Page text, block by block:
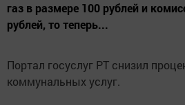
газ в размере 100 рублей и
рублей, то теперь...
Портал госуслуг РТ снизил
коммунальных услуг.